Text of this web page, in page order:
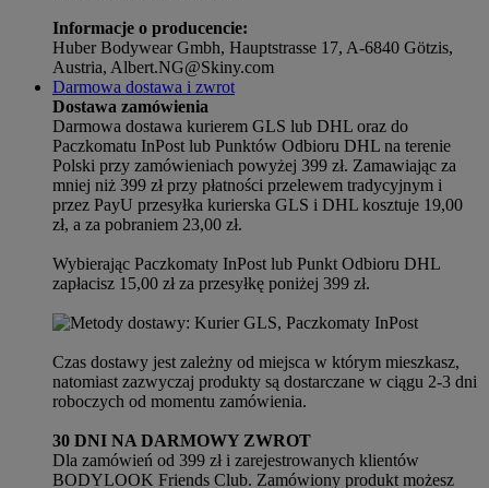
Informacje o producencie:
Huber Bodywear Gmbh, Hauptstrasse 17, A-6840 Götzis,
Austria, Albert.NG@Skiny.com
Darmowa dostawa i zwrot
Dostawa zamówienia
Darmowa dostawa kurierem GLS lub DHL oraz do
Paczkomatu InPost lub Punktów Odbioru DHL na terenie
Polski przy zamówieniach powyżej 399 zł. Zamawiając za
mniej niż 399 zł przy płatności przelewem tradycyjnym i
przez PayU przesyłka kurierska GLS i DHL kosztuje 19,00
zł, a za pobraniem 23,00 zł.
Wybierając Paczkomaty InPost lub Punkt Odbioru DHL
zapłacisz 15,00 zł za przesyłkę poniżej 399 zł.
Czas dostawy jest zależny od miejsca w którym mieszkasz,
natomiast zazwyczaj produkty są dostarczane w ciągu 2-3 dni
roboczych od momentu zamówienia.
30 DNI NA DARMOWY ZWROT
Dla zamówień od 399 zł i zarejestrowanych klientów
BODYLOOK Friends Club. Zamówiony produkt możesz